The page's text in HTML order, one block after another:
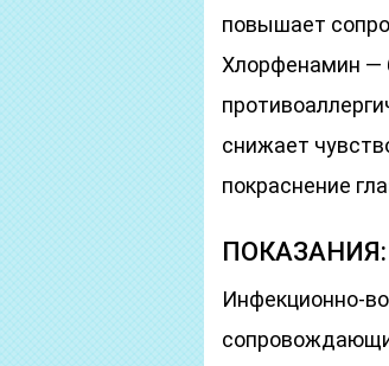
повышает
Хлорфенамин —
снижает
покраснение
ПОКАЗАНИЯ:
Инфекционно-